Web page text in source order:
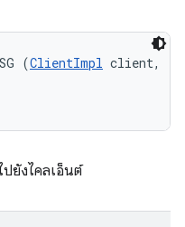
(ClientImpl client,
ปยังไคลเอ็นต์